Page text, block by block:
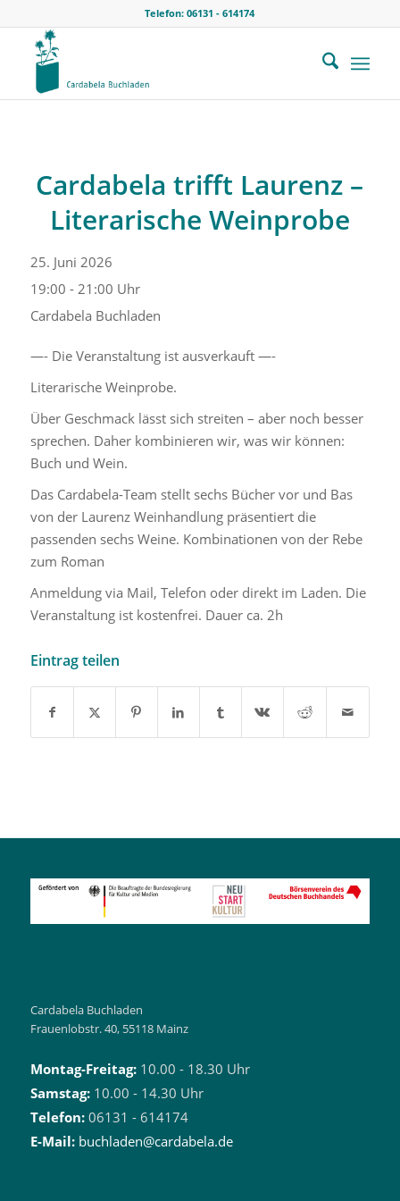
Telefon: 06131 - 614174
Cardabela trifft Laurenz –
Literarische Weinprobe
25. Juni 2026
19:00 - 21:00 Uhr
Cardabela Buchladen
—- Die Veranstaltung ist ausverkauft —-
Literarische Weinprobe.
Über Geschmack lässt sich streiten – aber noch besser
sprechen. Daher kombinieren wir, was wir können:
Buch und Wein.
Das Cardabela-Team stellt sechs Bücher vor und Bas
von der Laurenz Weinhandlung präsentiert die
passenden sechs Weine. Kombinationen von der Rebe
zum Roman
Anmeldung via Mail, Telefon oder direkt im Laden. Die
Veranstaltung ist kostenfrei. Dauer ca. 2h
Eintrag teilen
Cardabela Buchladen
Frauenlobstr. 40, 55118 Mainz
Montag-Freitag: 10.00 - 18.30 Uhr
Samstag: 10.00 - 14.30 Uhr
Telefon:06131 - 614174
E-Mail: buchladen@cardabela.de